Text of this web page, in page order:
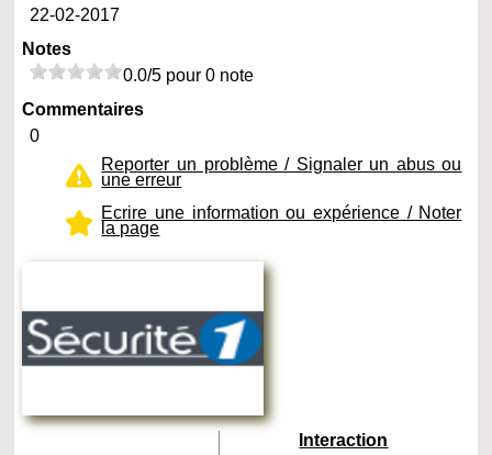
22-02-2017
Notes
0.0/5 pour 0 note
Commentaires
0
Reporter un problème / Signaler un abus ou
une erreur
Ecrire une information ou expérience / Noter
la page
Interaction